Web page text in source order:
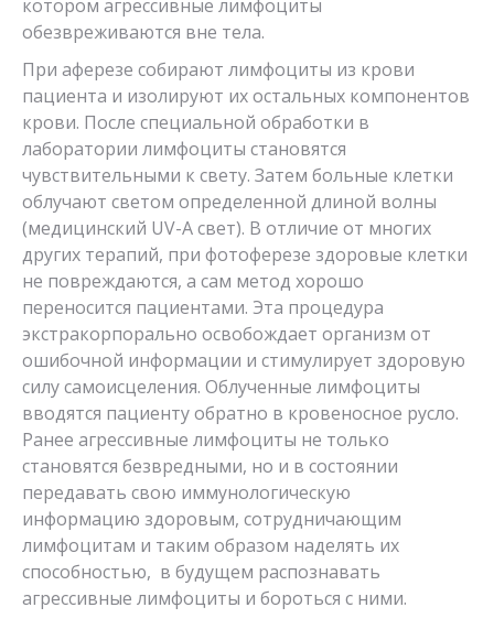
котором агрессивные лимфоциты
обезвреживаются вне тела.
При аферезе собирают лимфоциты из крови
пациента и изолируют их остальных компонентов
крови. После специальной обработки в
лаборатории лимфоциты становятся
чувствительными к свету. Затем больные клетки
облучают светом определенной длиной волны
(медицинский UV-A свет). В отличие от многих
других терапий, при фотоферезе здоровые клетки
не повреждаются, а сам метод хорошо
переносится пациентами. Эта процедура
экстракорпорально освобождает организм от
ошибочной информации и стимулирует здоровую
силу самоисцеления. Облученные лимфоциты
вводятся пациенту обратно в кровеносное русло.
Ранее агрессивные лимфоциты не только
становятся безвредными, но и в состоянии
передавать свою иммунологическую
информацию здоровым, сотрудничающим
лимфоцитам и таким образом наделять их
способностью, в будущем распознавать
агрессивные лимфоциты и бороться с ними.